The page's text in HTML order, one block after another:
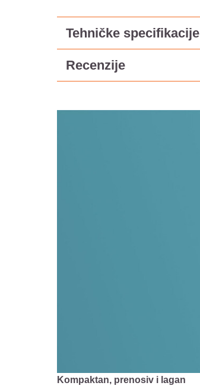
Tehničke specifikacije
Recenzije
Kompaktan, prenosiv i lagan